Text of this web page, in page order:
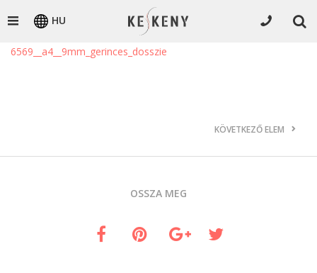
HU
6569__a4__9mm_gerinces_dosszie
KÖVETKEZŐ ELEM
OSSZA MEG